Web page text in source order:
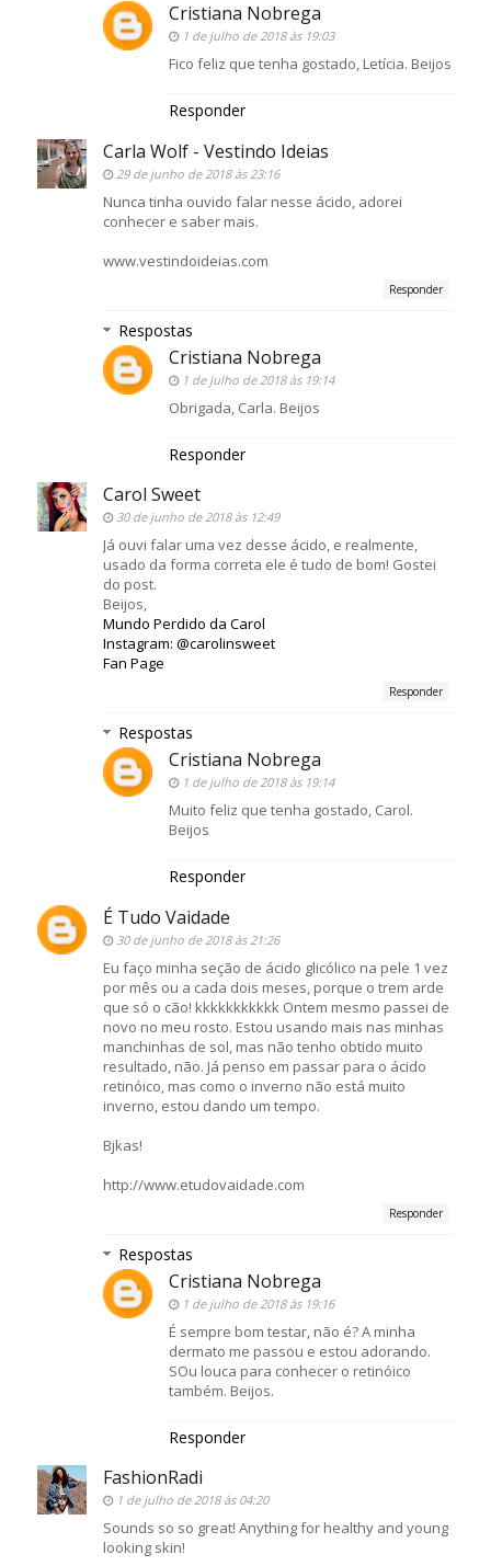
Cristiana Nobrega
1 de julho de 2018 às 19:03
Fico feliz que tenha gostado, Letícia. Beijos
Responder
Carla Wolf - Vestindo Ideias
29 de junho de 2018 às 23:16
Nunca tinha ouvido falar nesse ácido, adorei
conhecer e saber mais.
www.vestindoideias.com
Responder
Respostas
Cristiana Nobrega
1 de julho de 2018 às 19:14
Obrigada, Carla. Beijos
Responder
Carol Sweet
30 de junho de 2018 às 12:49
Já ouvi falar uma vez desse ácido, e realmente,
usado da forma correta ele é tudo de bom! Gostei
do post.
Beijos,
Mundo Perdido da Carol
Instagram: @carolinsweet
Fan Page
Responder
Respostas
Cristiana Nobrega
1 de julho de 2018 às 19:14
Muito feliz que tenha gostado, Carol.
Beijos
Responder
É Tudo Vaidade
30 de junho de 2018 às 21:26
Eu faço minha seção de ácido glicólico na pele 1 vez
por mês ou a cada dois meses, porque o trem arde
que só o cão! kkkkkkkkkkk Ontem mesmo passei de
novo no meu rosto. Estou usando mais nas minhas
manchinhas de sol, mas não tenho obtido muito
resultado, não. Já penso em passar para o ácido
retinóico, mas como o inverno não está muito
inverno, estou dando um tempo.
Bjkas!
http://www.etudovaidade.com
Responder
Respostas
Cristiana Nobrega
1 de julho de 2018 às 19:16
É sempre bom testar, não é? A minha
dermato me passou e estou adorando.
SOu louca para conhecer o retinóico
também. Beijos.
Responder
FashionRadi
1 de julho de 2018 às 04:20
Sounds so so great! Anything for healthy and young
looking skin!